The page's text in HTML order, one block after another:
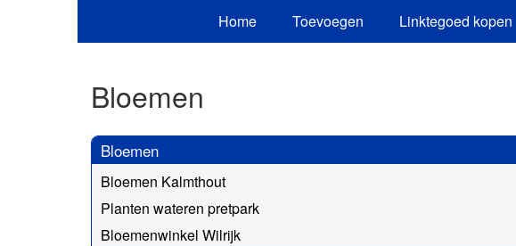
Home Toevoegen Linktegoed kopen
Bloemen
Bloemen
Bloemen Kalmthout
Planten wateren pretpark
Bloemenwinkel Wilrijk